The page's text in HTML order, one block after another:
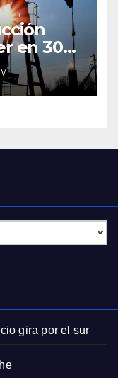
en 30%
a
gira por el sur